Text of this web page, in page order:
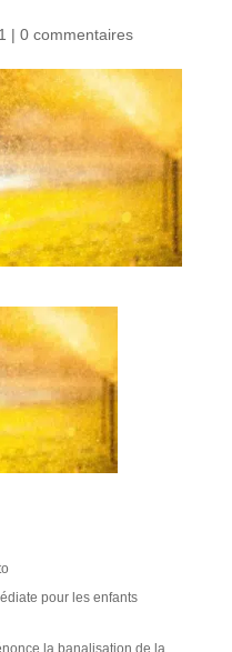
| 0 commentaires
pour les enfants